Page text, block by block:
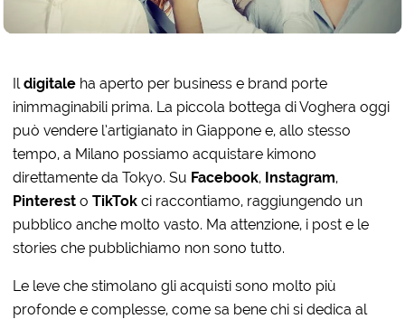
Ildigitale ha aperto per business e brand porte
inimmaginabili prima. La piccola bottega di Voghera oggi
può vendere l’artigianato in Giappone e, allo stesso
tempo, a Milano possiamo acquistare kimono
direttamente da Tokyo. Su Facebook, Instagram,
PinterestoTikTok ci raccontiamo, raggiungendo un
pubblico anche molto vasto. Ma attenzione, i post e le
stories che pubblichiamo non sono tutto.
Le leve che stimolano gli acquisti sono molto più
profonde e complesse, come sa bene chi si dedica al